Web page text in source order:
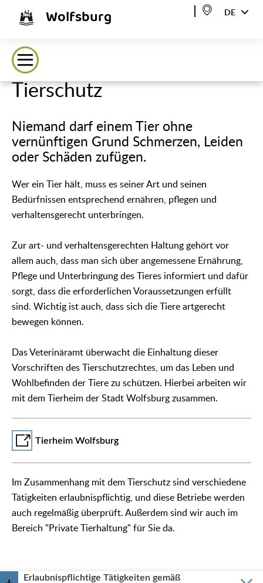
Wolfsburg DE
Tierschutz
Niemand darf einem Tier ohne
vernünftigen Grund Schmerzen, Leiden
oder Schäden zufügen.
Wer ein Tier hält, muss es seiner Art und seinen
Bedürfnissen entsprechend ernähren, pflegen und
verhaltensgerecht unterbringen.
Zur art- und verhaltensgerechten Haltung gehört vor
allem auch, dass man sich über angemessene Ernährung,
Pflege und Unterbringung des Tieres informiert und dafür
sorgt, dass die erforderlichen Voraussetzungen erfüllt
sind. Wichtig ist auch, dass sich die Tiere artgerecht
bewegen können.
Das Veterinäramt überwacht die Einhaltung dieser
Vorschriften des Tierschutzrechtes, um das Leben und
Wohlbefinden der Tiere zu schützen. Hierbei arbeiten wir
mit dem Tierheim der Stadt Wolfsburg zusammen.
Tierheim Wolfsburg
Im Zusammenhang mit dem Tierschutz sind verschiedene
Tätigkeiten erlaubnispflichtig, und diese Betriebe werden
auch regelmäßig überprüft. Außerdem sind wir auch im
Bereich "Private Tierhaltung" für Sie da.
Erlaubnispflichtige Tätigkeiten gemäß